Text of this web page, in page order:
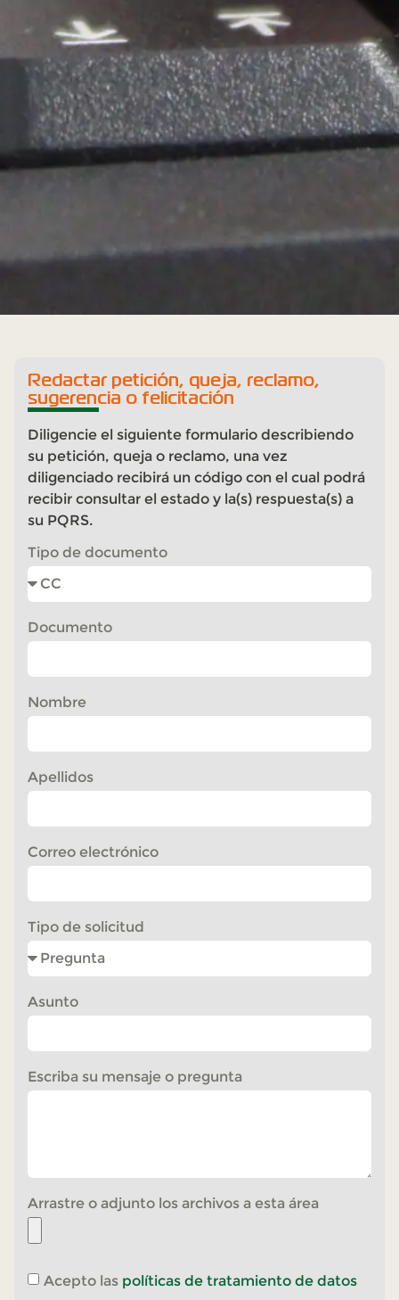
Redactar petición, queja, reclamo,
sugerencia o felicitación
Diligencie el siguiente formulario describiendo
su petición, queja o reclamo, una vez
diligenciado recibirá un código con el cual podrá
recibir consultar el estado y la(s) respuesta(s) a
su PQRS.
Tipo de documento
Documento
Nombre
Apellidos
Correo electrónico
Tipo de solicitud
Asunto
Escriba su mensaje o pregunta
Arrastre o adjunto los archivos a esta área
Acepto las políticas de tratamiento de datos